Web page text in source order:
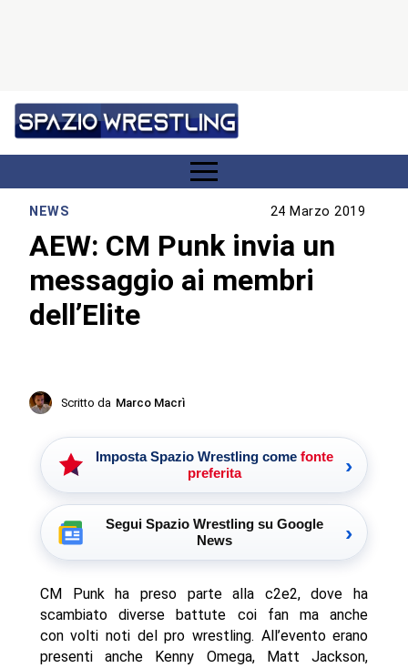
NEWS 24 Marzo 2019
AEW: CM Punk invia un
messaggio ai membri
dell’Elite
Scritto da Marco Macrì
Imposta Spazio Wrestling come fonte
preferita
›
Segui Spazio Wrestling su Google
News
›
CM Punk ha preso parte alla c2e2, dove ha
scambiato diverse battute coi fan ma anche
con volti noti del pro wrestling. All’evento erano
presenti anche Kenny Omega, Matt Jackson,